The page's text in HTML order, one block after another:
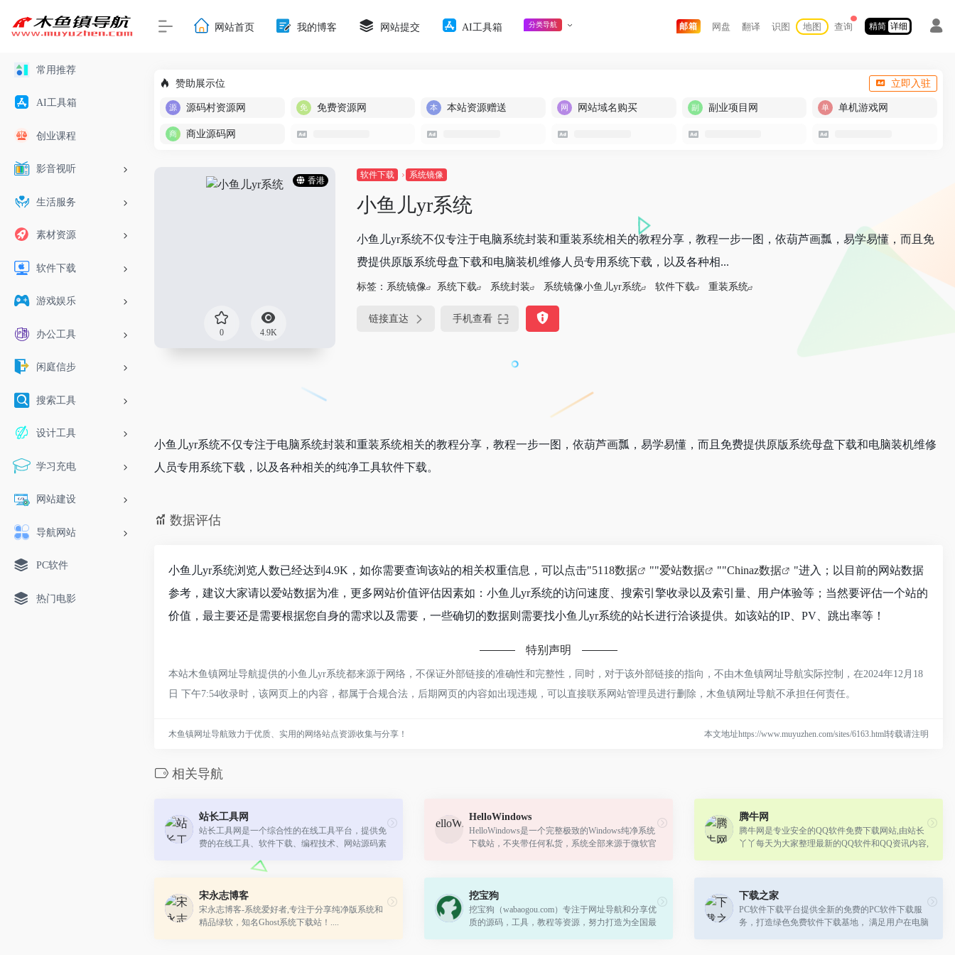
常用推荐
AI工具箱
创业课程
影音视听
生活服务
素材资源
软件下载
游戏娱乐
办公工具
闲庭信步
搜索工具
设计工具
学习充电
网站建设
导航网站
PC软件
热门电影
网站首页 我的博客 网站提交 AI工具箱 分类导航 邮箱 网盘 翻译 识图 地图 查询 精简 详细
赞助展示位 立即入驻
源码村资源网 免费资源网 本站资源赠送 网站域名购买 副业项目网 单机游戏网
商业源码网
香港
0 4.9K
软件下载 系统镜像
小鱼儿yr系统
小鱼儿yr系统不仅专注于电脑系统封装和重装系统相关的教程分享，教程一步一图，依葫芦画瓢，易学易懂，而且免
费提供原版系统母盘下载和电脑装机维修人员专用系统下载，以及各种相...
标签： 系统镜像 系统下载 系统封装 系统镜像小鱼儿yr系统 软件下载 重装系统
链接直达 手机查看
小鱼儿yr系统不仅专注于电脑系统封装和重装系统相关的教程分享，教程一步一图，依葫芦画瓢，易学易懂，而且免费提供原版系统母盘下载和电脑装机维修
人员专用系统下载，以及各种相关的纯净工具软件下载。
数据评估
小鱼儿yr系统浏览人数已经达到4.9K，如你需要查询该站的相关权重信息，可以点击"5118数据 ""爱站数据 ""Chinaz数据
"进入；以目前的网站数据
参考，建议大家请以爱站数据为准，更多网站价值评估因素如：小鱼儿yr系统的访问速度、搜索引擎收录以及索引量、用户体验等；当然要评估一个站的
价值，最主要还是需要根据您自身的需求以及需要，一些确切的数据则需要找小鱼儿yr系统的站长进行洽谈提供。如该站的IP、PV、跳出率等！
特别声明
本站木鱼镇网址导航提供的小鱼儿yr系统都来源于网络，不保证外部链接的准确性和完整性，同时，对于该外部链接的指向，不由木鱼镇网址导航实际控制，在2024年12月18
日 下午7:54收录时，该网页上的内容，都属于合规合法，后期网页的内容如出现违规，可以直接联系网站管理员进行删除，木鱼镇网址导航不承担任何责任。
木鱼镇网址导航致力于优质、实用的网络站点资源收集与分享！ 本文地址https://www.muyuzhen.com/sites/6163.html转载请注明
相关导航
站长工具网
站长工具网是一个综合性的在线工具平台，提供免
费的在线工具、软件下载、编程技术、网站源码素
捷实用的在线工具箱！
HelloWindows
HelloWindows是一个完整极致的Windows纯净系统
下载站，不夹带任何私货，系统全部来源于微软官
腾牛网
腾牛网是专业安全的QQ软件免费下载网站,由站长
丫丫每天为大家整理最新的QQ软件和QQ资讯内容,
宋永志博客
宋永志博客-系统爱好者,专注于分享纯净版系统和
精品绿软，知名Ghost系统下载站！....
挖宝狗
挖宝狗（wabaogou.com）专注于网址导航和分享优
质的源码，工具，教程等资源，努力打造为全国最
下载之家
PC软件下载平台提供全新的免费的PC软件下载服
务，打造绿色免费软件下载基地， 满足用户在电脑